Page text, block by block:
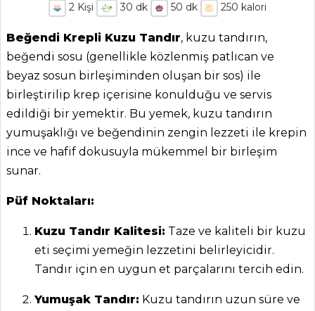
2 Kişi 30 dk 50 dk 250 kalori
Beğendi Krepli Kuzu Tandır, kuzu tandırın,
beğendi sosu (genellikle közlenmiş patlıcan ve
beyaz sosun birleşiminden oluşan bir sos) ile
birleştirilip krep içerisine konulduğu ve servis
edildiği bir yemektir. Bu yemek, kuzu tandırın
yumuşaklığı ve beğendinin zengin lezzeti ile krepin
ince ve hafif dokusuyla mükemmel bir birleşim
sunar.
Püf Noktaları:
Kuzu Tandır Kalitesi: Taze ve kaliteli bir kuzu
eti seçimi yemeğin lezzetini belirleyicidir.
Tandır için en uygun et parçalarını tercih edin.
Yumuşak Tandır: Kuzu tandırın uzun süre ve